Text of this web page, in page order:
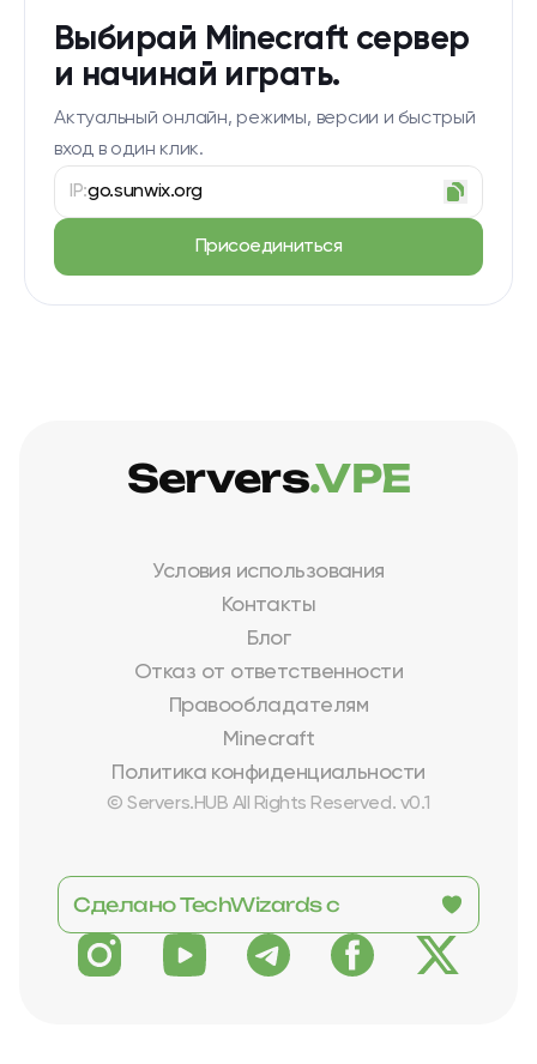
Выбирай Minecraft сервер
и начинай играть.
Актуальный онлайн, режимы, версии и быстрый
вход в один клик.
IP:go.sunwix.org
Присоединиться
Условия использования
Контакты
Блог
Отказ от ответственности
Правообладателям
Minecraft
Политика конфиденциальности
© Servers.HUB All Rights Reserved. v0.1
Servers.VPE
Сделано TechWizards с